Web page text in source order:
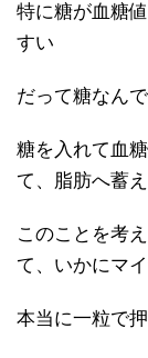
特に糖が血糖
すい
だって糖なん
糖を入れて血
て、脂肪へ蓄
このことを考
て、いかにマ
本当に一粒で